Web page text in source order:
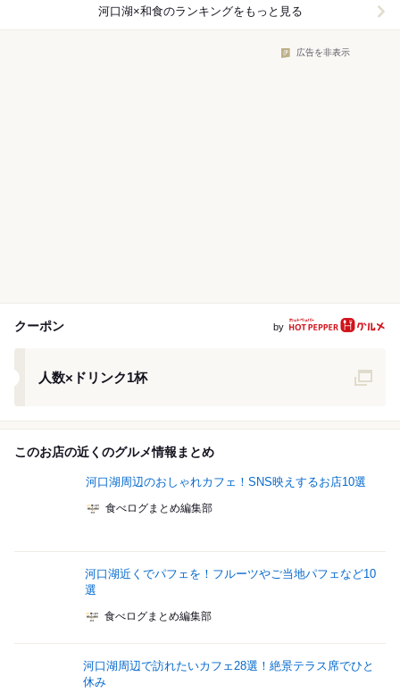
河口湖×和食のランキングをもっと見る
広告を非表示
クーポン by
人数×ドリンク1杯
このお店の近くのグルメ情報まとめ
河口湖周辺のおしゃれカフェ！SNS映えするお店10選
食べログまとめ編集部
河口湖近くでパフェを！フルーツやご当地パフェなど10
選
食べログまとめ編集部
河口湖周辺で訪れたいカフェ28選！絶景テラス席でひと
休み